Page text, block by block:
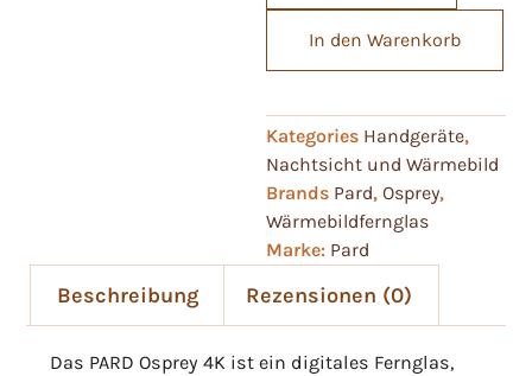
In den Warenkorb
Kategories Handgeräte,
Nachtsicht und Wärmebild
Brands Pard, Osprey,
Wärmebildfernglas
Marke: Pard
Beschreibung Rezensionen (0)
Das PARD Osprey 4K ist ein digitales Fernglas,